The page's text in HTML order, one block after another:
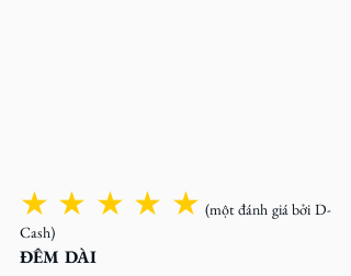
★ ★ ★ ★ ★ (một đánh giá bởi D-
Cash)
ĐÊM DÀI